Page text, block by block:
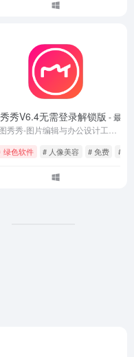
软件
秀秀V6.4无需登录解锁版 - 最新
绿色软件 # 人像美容 # 免费 # 工